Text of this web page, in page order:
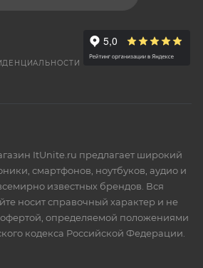
ItUnite.ru предлагает широкий
смартфонов, ноутбуков, аудио и
известных брендов. Вся
носит справочный характер и не
определяемой положениями
кодекса Российской Федерации.